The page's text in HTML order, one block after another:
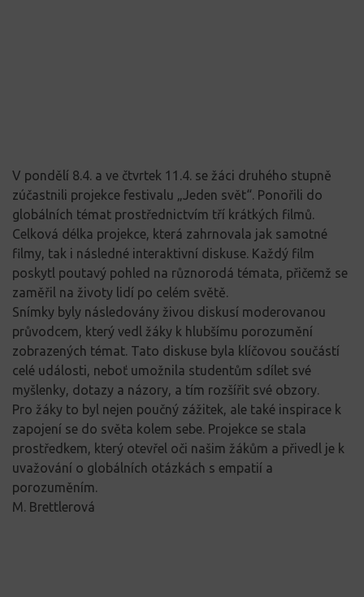
V pondělí 8.4. a ve čtvrtek 11.4. se žáci druhého stupně
zúčastnili projekce festivalu „Jeden svět“. Ponořili do
globálních témat prostřednictvím tří krátkých filmů.
Celková délka projekce, která zahrnovala jak samotné
filmy, tak i následné interaktivní diskuse. Každý film
poskytl poutavý pohled na různorodá témata, přičemž se
zaměřil na životy lidí po celém světě.
Snímky byly následovány živou diskusí moderovanou
průvodcem, který vedl žáky k hlubšímu porozumění
zobrazených témat. Tato diskuse byla klíčovou součástí
celé události, neboť umožnila studentům sdílet své
myšlenky, dotazy a názory, a tím rozšířit své obzory.
Pro žáky to byl nejen poučný zážitek, ale také inspirace k
zapojení se do světa kolem sebe. Projekce se stala
prostředkem, který otevřel oči našim žákům a přivedl je k
uvažování o globálních otázkách s empatií a
porozuměním.
M. Brettlerová